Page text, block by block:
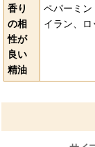
香り
の相
性が
良い
精油
ペパーミン
イラン、